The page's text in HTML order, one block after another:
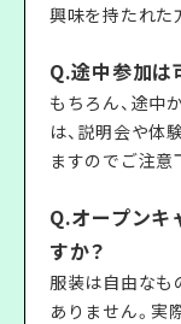
興味を持たれた
Q.途中参加は
もちろん、途中
は、説明会や体
ますのでご注意
Q.オープンキ
すか？
服装は自由なも
ありません。実